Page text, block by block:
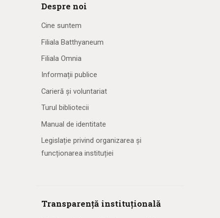
Despre noi
Cine suntem
Filiala Batthyaneum
Filiala Omnia
Informații publice
Carieră și voluntariat
Turul bibliotecii
Manual de identitate
Legislație privind organizarea și
funcționarea instituției
Transparență instituțională